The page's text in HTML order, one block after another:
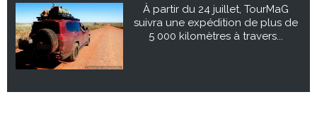
À partir du 24 juillet, TourMaG
suivra une expédition de plus de
5 000 kilomètres à travers...